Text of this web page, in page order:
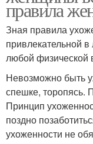
правила
Зная правила
привлекательной
любой физической
Невозможно быть
спешке, торопясь.
Принцип
поздно
ухоженности не